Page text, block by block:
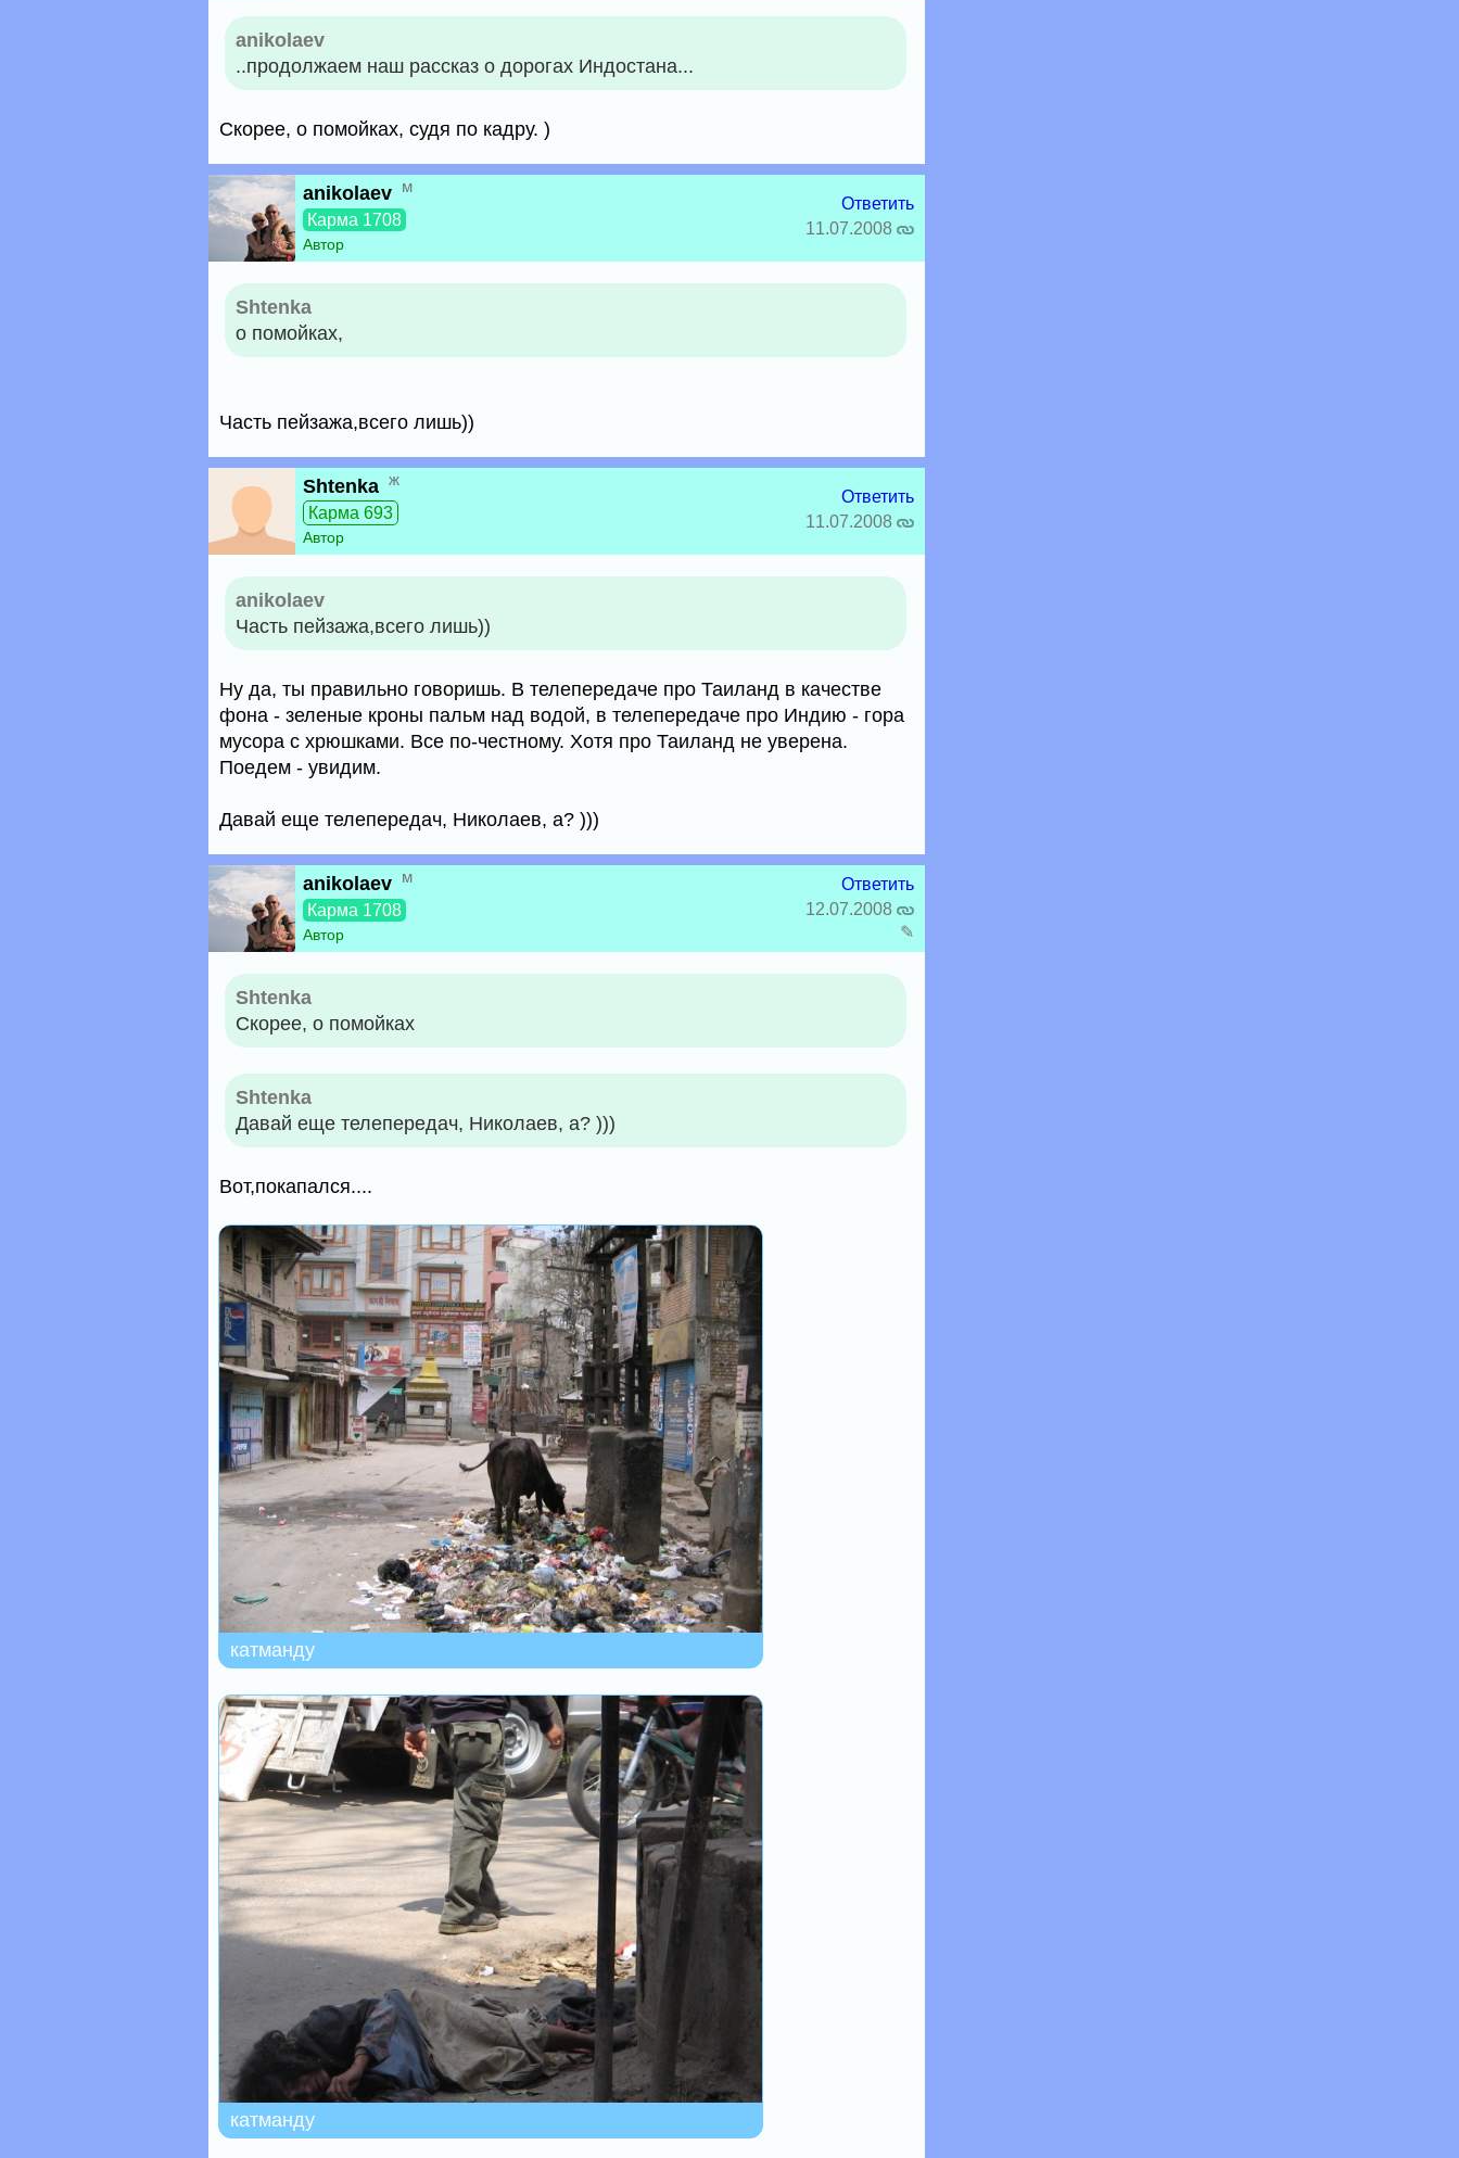
anikolaev
..продолжаем наш рассказ о дорогах Индостана...
Скорее, о помойках, судя по кадру. )
anikolaev м
Карма 1708
Автор
Ответить
11.07.2008
Shtenka
о помойках,
Часть пейзажа,всего лишь))
Shtenka ж
Карма 693
Автор
Ответить
11.07.2008
anikolaev
Часть пейзажа,всего лишь))
Ну да, ты правильно говоришь. В телепередаче про Таиланд в качестве
фона - зеленые кроны пальм над водой, в телепередаче про Индию - гора
мусора с хрюшками. Все по-честному. Хотя про Таиланд не уверена.
Поедем - увидим.
Давай еще телепередач, Николаев, а? )))
anikolaev м
Карма 1708
Автор
Ответить
12.07.2008
✎
Shtenka
Скорее, о помойках
Shtenka
Давай еще телепередач, Николаев, а? )))
Вот,покапался....
катманду
катманду